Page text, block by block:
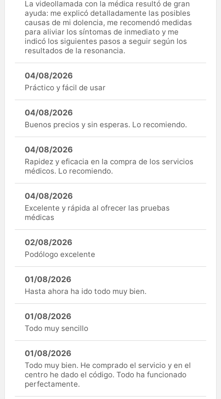
La videollamada con la médica resultó de gran
ayuda: me explicó detalladamente las posibles
causas de mi dolencia, me recomendó medidas
para aliviar los síntomas de inmediato y me
indicó los siguientes pasos a seguir según los
resultados de la resonancia.
04/08/2026
Práctico y fácil de usar
04/08/2026
Buenos precios y sin esperas. Lo recomiendo.
04/08/2026
Rapidez y eficacia en la compra de los servicios
médicos. Lo recomiendo.
04/08/2026
Excelente y rápida al ofrecer las pruebas
médicas
02/08/2026
Podólogo excelente
01/08/2026
Hasta ahora ha ido todo muy bien.
01/08/2026
Todo muy sencillo
01/08/2026
Todo muy bien. He comprado el servicio y en el
centro he dado el código. Todo ha funcionado
perfectamente.